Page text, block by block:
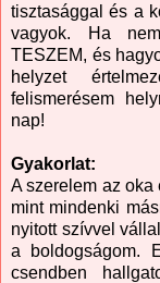
tisztasággal és a
vagyok. Ha
TESZEM, és
helyzet
felismerésem
nap!
Gyakorlat:
A szerelem az oka
mint mindenki
nyitott szívvel
a boldogságom.
csendben